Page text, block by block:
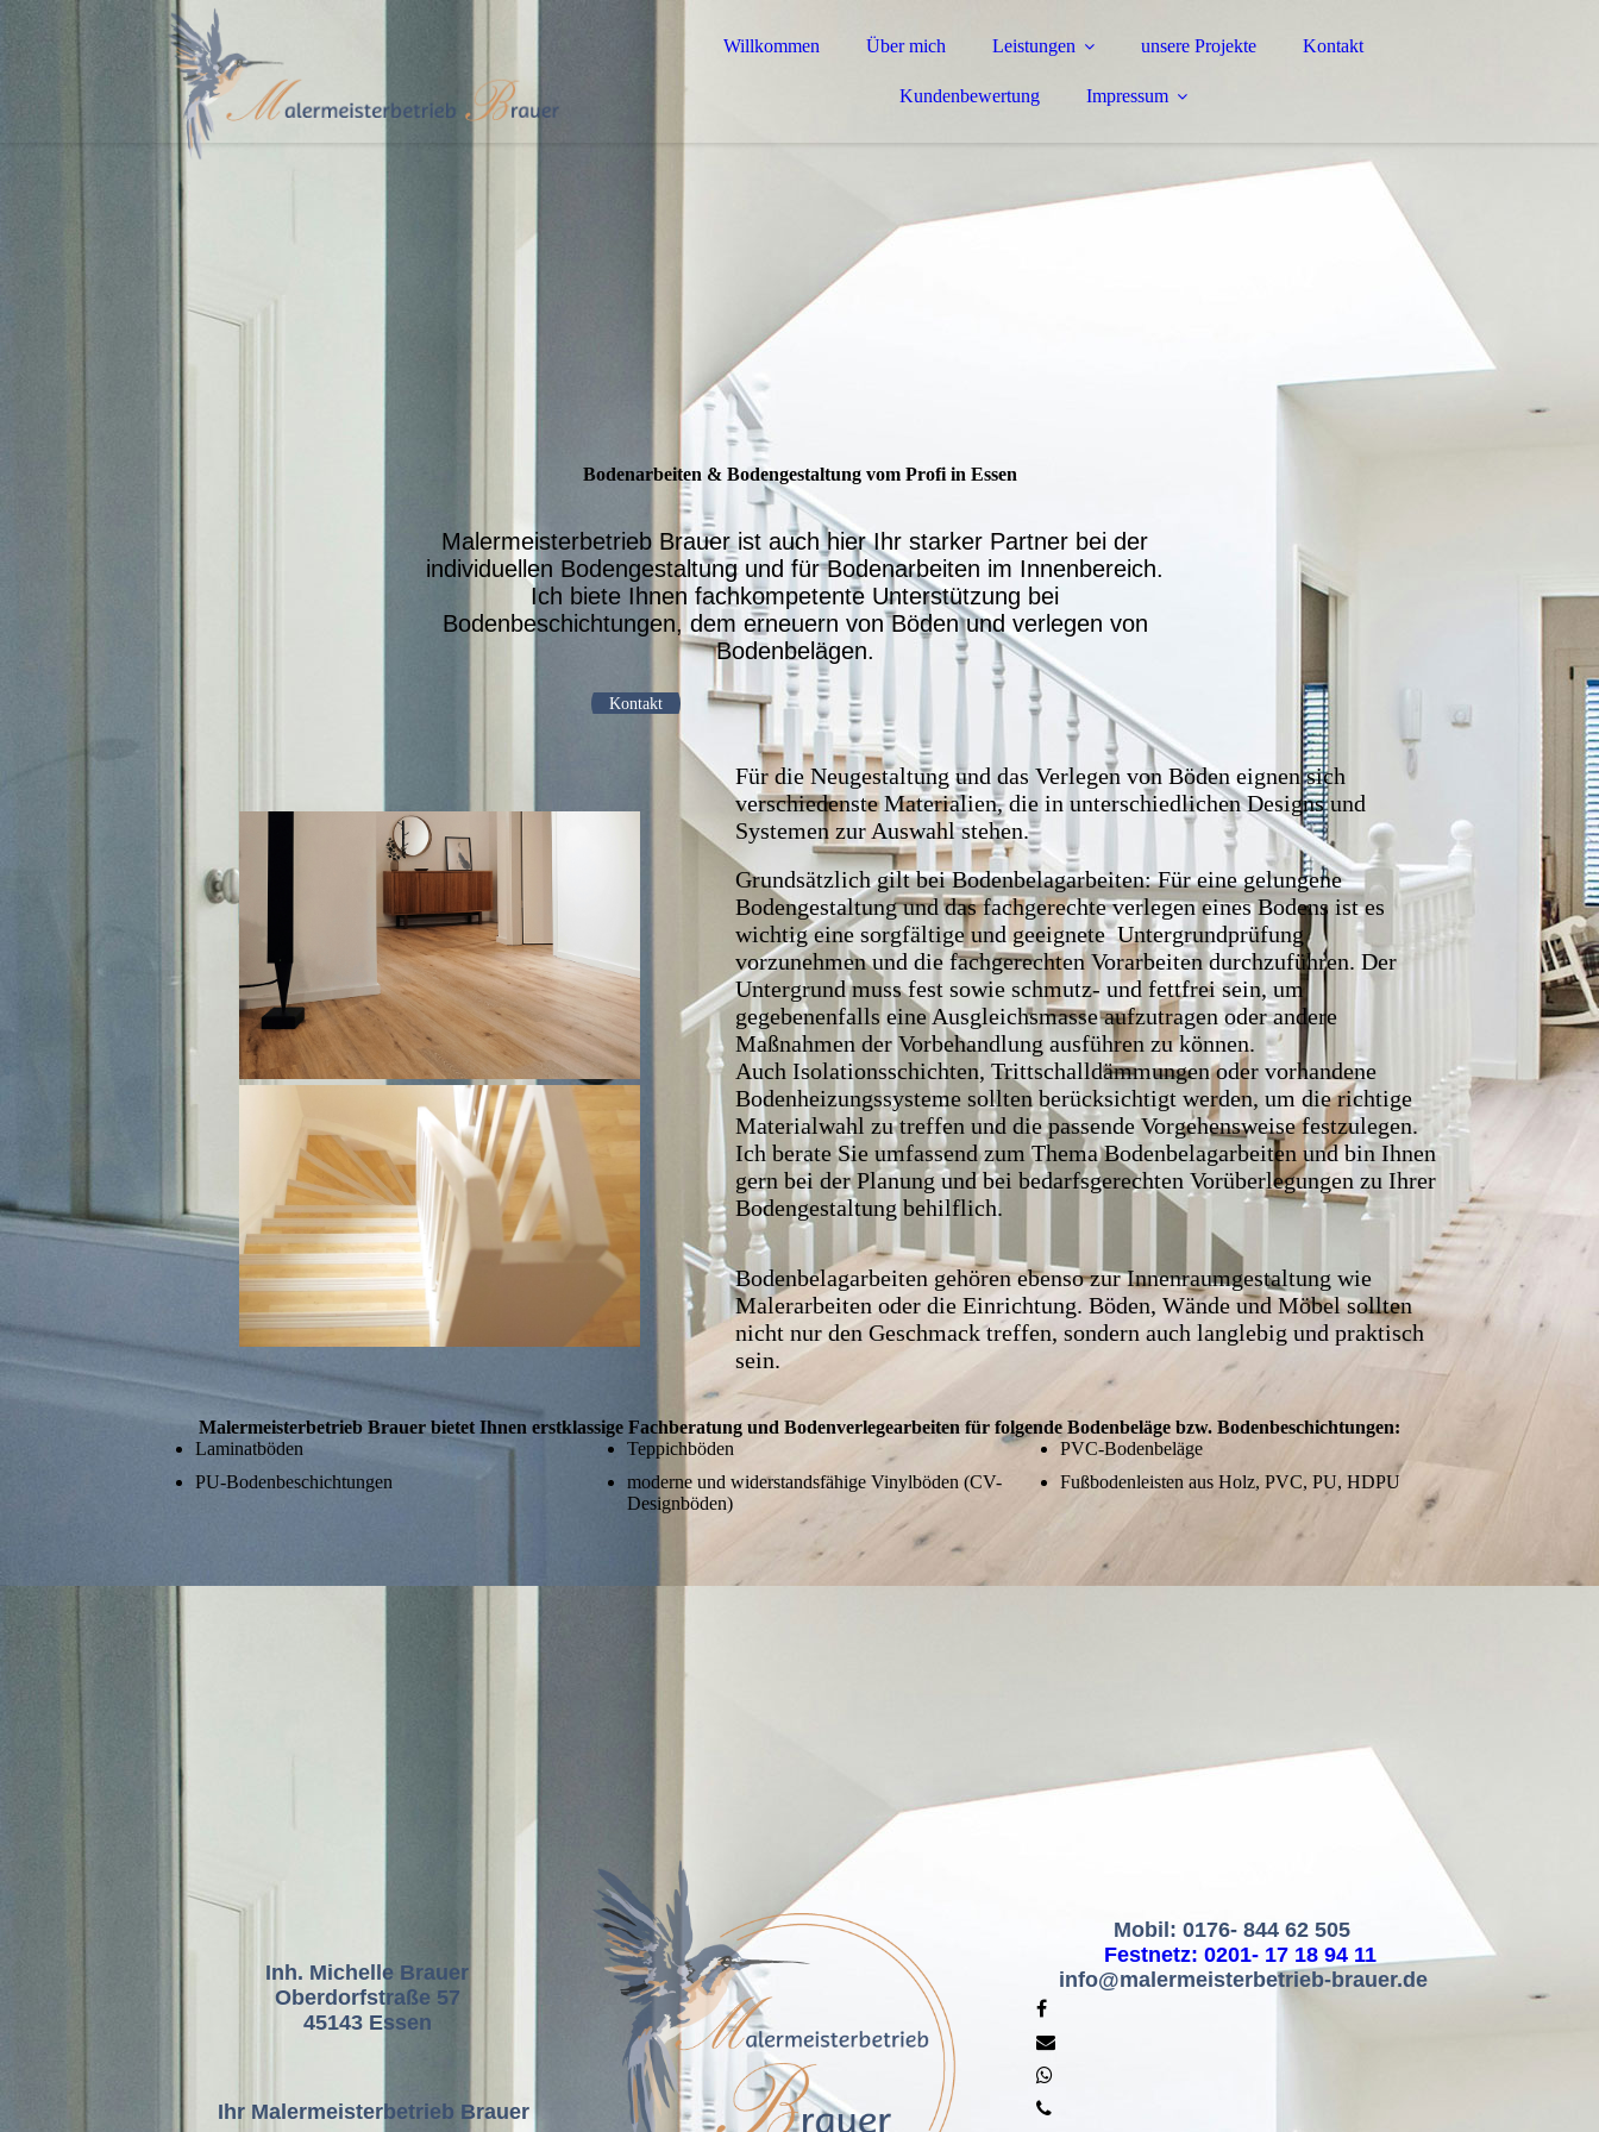
Willkommen Über mich Leistungen unsere Projekte Kontakt
Kundenbewertung Impressum
Boden­arbeiten & Boden­gestaltung vom Profi in Essen
Malermeisterbetrieb Brauerist auch hier Ihr starker Partner bei der
individuellen Bodengestaltung und für Bodenarbeiten im Innenbereich.
Ich biete Ihnen fachkompetente Unterstützung bei
Bodenbeschichtungen, dem erneuern von Böden und verlegen von
Bodenbelägen.
Kontakt
Für die Neugestaltung und das Verlegen von Böden eignen sich
verschiedenste Materialien, die in unterschiedlichen Designs und
Systemen zur Auswahl stehen.
Grundsätzlich gilt bei Bodenbelagarbeiten: Für eine gelungene
Bodengestaltung und das fachgerechte verlegen eines Bodens ist es
wichtig eine sorgfältige und geeignete Untergrundprüfung
vorzunehmen und die fachgerechten Vorarbeiten durchzuführen. Der
Untergrund muss fest sowie schmutz- und fettfrei sein, um
gegebenenfalls eine Ausgleichsmasse aufzutragen oder andere
Maßnahmen der Vorbehandlung ausführen zu können.
Auch Isolationsschichten, Trittschalldämmungen oder vorhandene
Bodenheizungssysteme sollten berücksichtigt werden, um die richtige
Materialwahl zu treffen und die passende Vorgehensweise festzulegen.
Ich berate Sie umfassend zum Thema Bodenbelagarbeiten und bin Ihnen
gern bei der Planung und bei bedarfsgerechten Vorüberlegungen zu Ihrer
Bodengestaltung behilflich.
Bodenbelagarbeiten gehören ebenso zur Innenraumgestaltung wie
Malerarbeiten oder die Einrichtung. Böden, Wände und Möbel sollten
nicht nur den Geschmack treffen, sondern auch langlebig und praktisch
sein.
Malermeisterbetrieb Brauer bietet Ihnen erstklassige Fachberatung und Bodenverlegearbeiten für folgende Bodenbeläge bzw. Bodenbeschichtungen:
Laminatböden
PU-Bodenbeschichtungen
Teppichböden
moderne und widerstandsfähige Vinylböden (CV-
Designböden)
PVC-Bodenbeläge
Fußbodenleisten aus Holz, PVC, PU, HDPU
Inh. Michelle Brauer
Oberdorfstraße 57
45143 Essen
Ihr Malermeisterbetrieb Brauer
Mobil: 0176- 844 62 505
Festnetz: 0201- 17 18 94 11
info@malermeisterbetrieb-brauer.de